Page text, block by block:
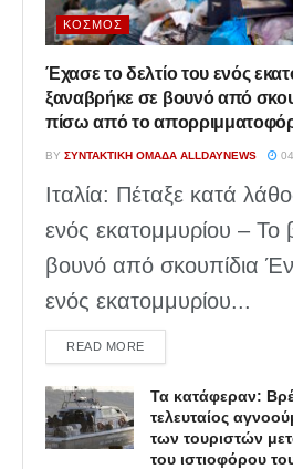
ΚΌΣΜΟΣ
Έχασε το δελτίο του ενός
ξαναβρήκε σε βουνό από
πίσω από το
BY ΣΥΝΤΑΚΤΙΚΉ ΟΜΆΔΑ ALLDAYNEWS
Ιταλία: Πέταξε κατά
ενός εκατομμυρίου – Το
βουνό από σκουπίδια
ενός εκατομμυρίου...
READ MOREDETAILS
Τα κατάφεραν:
τελευταίος
των τουριστών
του ιστιοφόρου